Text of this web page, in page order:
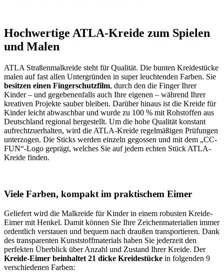
Hochwertige ATLA-Kreide zum Spielen
und Malen
ATLA Straßenmalkreide steht für Qualität. Die bunten Kreidestücke
malen auf fast allen Untergründen in super leuchtenden Farben. Sie
besitzen einen Fingerschutzfilm, durch den die Finger Ihrer
Kinder – und gegebenenfalls auch Ihre eigenen – während Ihrer
kreativen Projekte sauber bleiben. Darüber hinaus ist die Kreide für
Kinder leicht abwaschbar und wurde zu 100 % mit Rohstoffen aus
Deutschland regional hergestellt. Um die hohe Qualität konstant
aufrechtzuerhalten, wird die ATLA-Kreide regelmäßigen Prüfungen
unterzogen. Die Sticks werden einzeln gegossen und mit dem „CC-
FUN“-Logo geprägt, welches Sie auf jedem echten Stück ATLA-
Kreide finden.
Viele Farben, kompakt im praktischem Eimer
Geliefert wird die Malkreide für Kinder in einem robusten Kreide-
Eimer mit Henkel. Damit können Sie Ihre Zeichenmaterialien immer
ordentlich verstauen und bequem nach draußen transportieren. Dank
des transparenten Kunststoffmaterials haben Sie jederzeit den
perfekten Überblick über Anzahl und Zustand Ihrer Kreide. Der
Kreide-Eimer beinhaltet 21 dicke Kreidestücke in folgenden 9
verschiedenen Farben: